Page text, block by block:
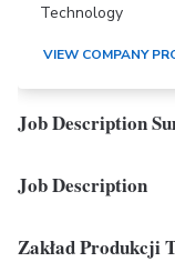
Technology
VIEW COMPANY
Job Description
Job Description
Zakład Produkcji